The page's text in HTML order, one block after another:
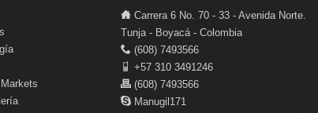
Carrera 6 No. 70 - 33 - Avenida Norte.
Tunja - Boyacá - Colombia
(608) 7493566
+57 310 3491246
(608) 7493566
Manugil171